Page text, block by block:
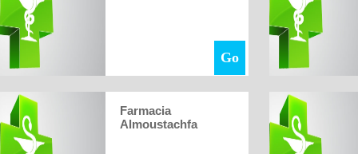
Go
Farmacia
Almoustachfa